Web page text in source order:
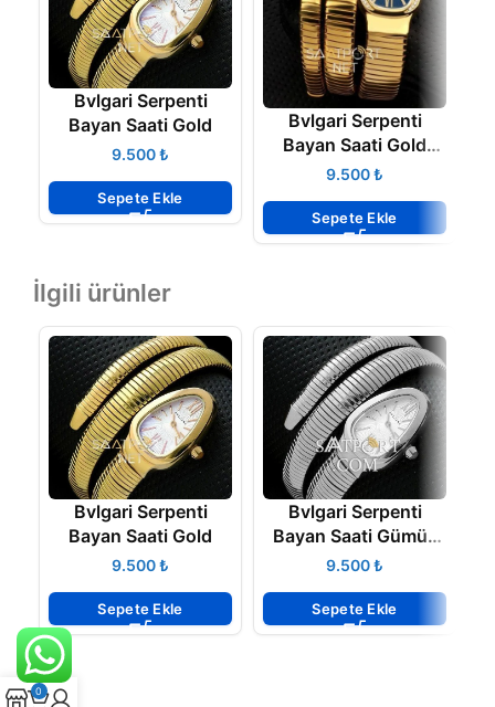
Bvlgari Serpenti
Bayan Saati Gold
₺
Sepete Ekle
Bvlgari Serpenti
Bayan Saati Gold
Lacivert Kadran
₺
Sepete Ekle
İlgili ürünler
Bvlgari Serpenti
Bayan Saati Gold
₺
Sepete Ekle
Bvlgari Serpenti
Bayan Saati Gümüş
Rengi₺
Sepete Ekle
0